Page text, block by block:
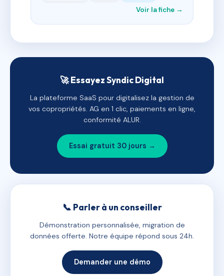
Voir la fiche →
🚀 Essayez Syndic Digital
La plateforme SaaS pour digitalisez la gestion de
vos copropriétés. AG en 1 clic, paiements en ligne,
conformité ALUR.
Essai gratuit 30 jours →
📞 Parler à un conseiller
Démonstration personnalisée, migration de
données offerte. Notre équipe répond sous 24h.
Demander une démo